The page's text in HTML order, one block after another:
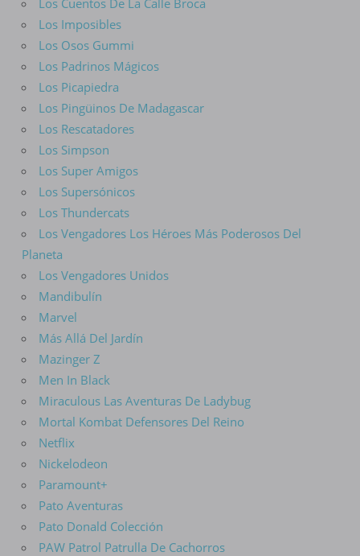
Los Imposibles
Los Osos Gummi
Los Padrinos Mágicos
Los Picapiedra
Los Pingüinos De Madagascar
Los Rescatadores
Los Simpson
Los Super Amigos
Los Supersónicos
Los Thundercats
Los Vengadores Los Héroes Más Poderosos Del
Planeta
Los Vengadores Unidos
Mandibulín
Marvel
Más Allá Del Jardín
Mazinger Z
Men In Black
Miraculous Las Aventuras De Ladybug
Mortal Kombat Defensores Del Reino
Netflix
Nickelodeon
Paramount+
Pato Aventuras
Pato Donald Colección
PAW Patrol Patrulla De Cachorros